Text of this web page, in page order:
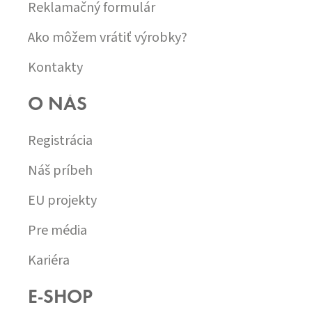
Reklamačný formulár
Ako môžem vrátiť výrobky?
Kontakty
O NÁS
Registrácia
Náš príbeh
EU projekty
Pre média
Kariéra
E-SHOP